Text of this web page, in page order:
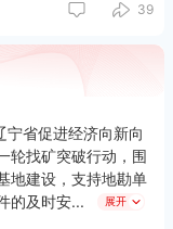
39
省促进经济向新向
轮找矿突破行动，围
地建设，支持地勘单
的及时安
展开